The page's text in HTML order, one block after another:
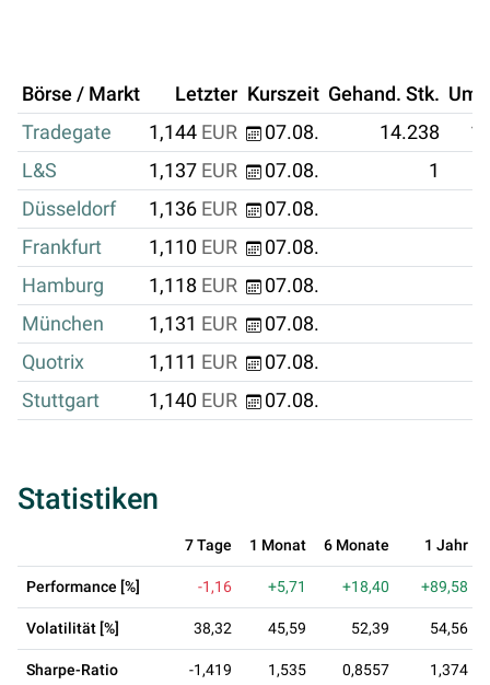
Börse / Markt Letzter Kurszeit Gehand. Stk.
Tradegate
1,144 EUR 07.08. 14.238
L&S
1,137 EUR 07.08.
1
Düsseldorf
1,136 EUR
07.08.
Frankfurt
1,110 EUR
07.08.
Hamburg
1,118 EUR
07.08.
München
1,131 EUR
07.08.
Quotrix
1,111 EUR
07.08.
Stuttgart
1,140 EUR 07.08.
Statistiken
7 Tage 1 Monat 6 Monate 1 Jahr
Performance [%] -1,16 +5,71 +18,40 +89,58
Volatilität [%] 38,32 45,59 52,39 54,56
Sharpe-Ratio -1,419 1,535 0,8557 1,374